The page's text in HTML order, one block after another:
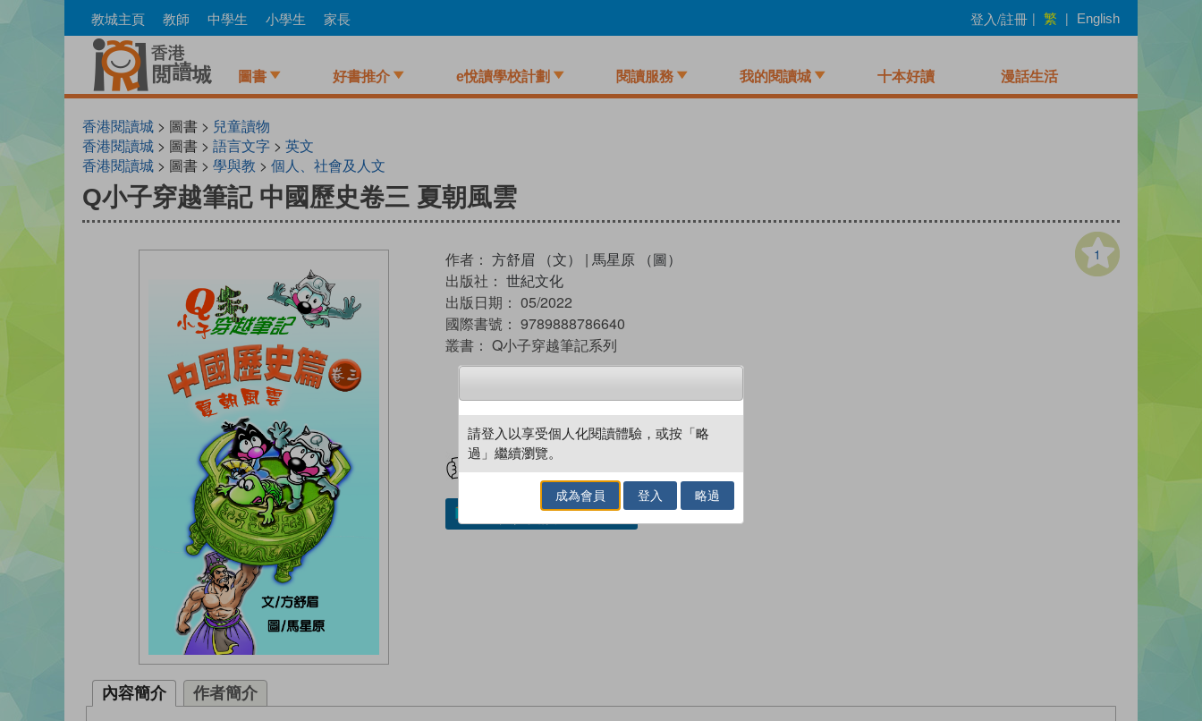
to
教城主頁 教師 中學生 小學生 家長 登入/註冊 | 繁 | English
圖書 好書推介 e悅讀學校計劃 閱讀服務 我的閱讀城 十本好讀 漫話生活
香港閱讀城 > 圖書 > 兒童讀物
香港閱讀城 > 圖書 > 語言文字 > 英文
香港閱讀城 > 圖書 > 學與教 > 個人、社會及人文
Q小子穿越筆記 中國歷史卷三 夏朝風雲
1
作者： 方舒眉 （文） | 馬星原 （圖）
出版社： 世紀文化
出版日期： 05/2022
國際書號： 9789888786640
叢書： Q小子穿越筆記系列
試閲 加入閱讀紀錄
內容簡介 作者簡介
請登入以享受個人化閱讀體驗，或按「略
過」繼續瀏覽。
成為會員 登入 略過